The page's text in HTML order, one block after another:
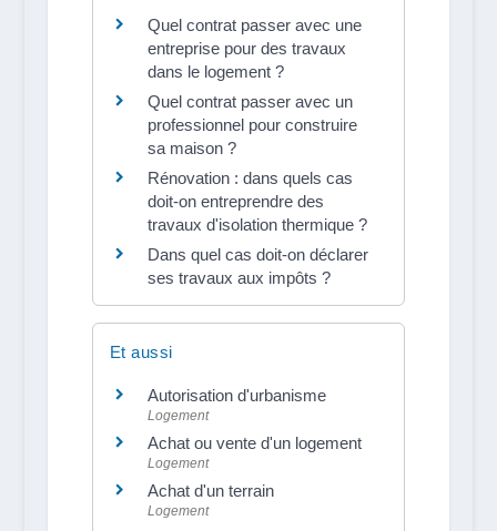
Quel contrat passer avec une
entreprise pour des travaux
dans le logement ?
Quel contrat passer avec un
professionnel pour construire
sa maison ?
Rénovation : dans quels cas
doit-on entreprendre des
travaux d'isolation thermique ?
Dans quel cas doit-on déclarer
ses travaux aux impôts ?
Et aussi
Autorisation d'urbanisme
Logement
Achat ou vente d'un logement
Logement
Achat d'un terrain
Logement